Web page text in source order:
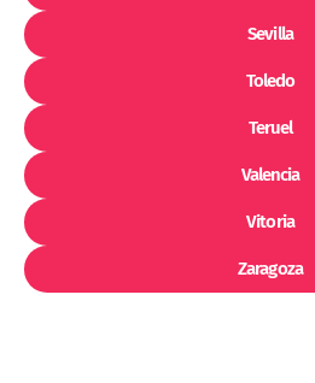
Sevilla
Toledo
Teruel
Valencia
Vitoria
Zaragoza